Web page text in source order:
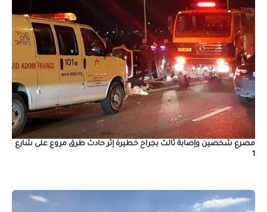
مصرع شخصين وإصابة ثالث بجراح خطيرة إثر حادث طرق مروع على شارع
1